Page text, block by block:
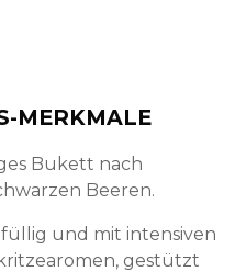
MERKMALE
Bukett nach
Beeren.
und mit intensiven
gestützt